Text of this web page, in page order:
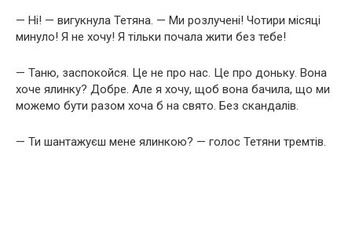
— Ні! — вигукнула Тетяна. — Ми розлучені! Чотири місяці
минуло! Я не хочу! Я тільки почала жити без тебе!
— Таню, заспокойся. Це не про нас. Це про доньку. Вона
хоче ялинку? Добре. Але я хочу, щоб вона бачила, що ми
можемо бути разом хоча б на свято. Без скандалів.
— Ти шантажуєш мене ялинкою? — голос Тетяни тремтів.